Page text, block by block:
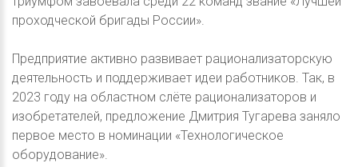
проходческой бригады России».
Предприятие активно развивает рационализаторскую
деятельность и поддерживает идеи работников. Так, в
2023 году на областном слёте рационализаторов и
изобретателей, предложение Дмитрия Тугарева заняло
первое место в номинации «Технологическое
оборудование».